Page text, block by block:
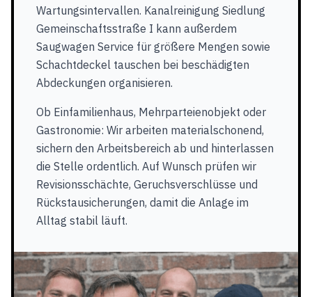
Wartungsintervallen. Kanalreinigung Siedlung
Gemeinschaftsstraße I kann außerdem
Saugwagen Service für größere Mengen sowie
Schachtdeckel tauschen bei beschädigten
Abdeckungen organisieren.
Ob Einfamilienhaus, Mehrparteienobjekt oder
Gastronomie: Wir arbeiten materialschonend,
sichern den Arbeitsbereich ab und hinterlassen
die Stelle ordentlich. Auf Wunsch prüfen wir
Revisionsschächte, Geruchsverschlüsse und
Rückstausicherungen, damit die Anlage im
Alltag stabil läuft.